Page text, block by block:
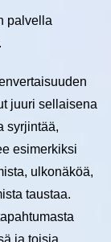
palvella
juuri sellaisena
syrjintää,
esimerkiksi
ulkonäköä,
taustaa.
ja toisia